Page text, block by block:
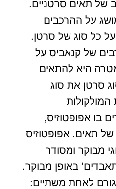
של תאים סרטניים.
על ההרכבים
כל סוג של סרטן.
של קנאביס על
היא להתאים
סרטן את סוג
המולקולות
בו אפופטוזיס,
של תאים. אפופטוזיס
מבוקר ומסודר
באופן מבוקר.
לאחת משתיים: